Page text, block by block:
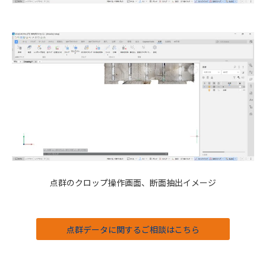
点群のクロップ操作画面、断面抽出イメージ
点群データに関するご相談はこちら